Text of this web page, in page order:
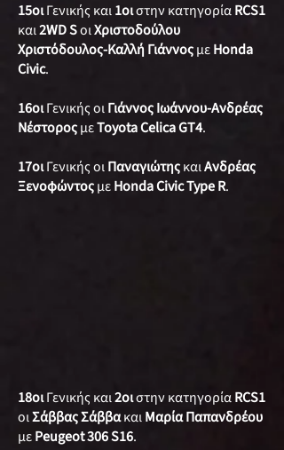
15οιΓενικής και1οιστην κατηγορίαRCS1
και2WD SοιΧριστοδούλου
Χριστόδουλος-Καλλή ΓιάννοςμεHonda
Civic.
16οιΓενικής οιΓιάννος Ιωάννου-Ανδρέας
ΝέστοροςμεToyota Celica GT4.
17οιΓενικής οιΠαναγιώτηςκαιΑνδρέας
ΞενοφώντοςμεHonda Civic Type R.
18οιΓενικής και2οιστην κατηγορίαRCS1
οιΣάββας ΣάββακαιΜαρία Παπανδρέου
μεPeugeot 306 S16.